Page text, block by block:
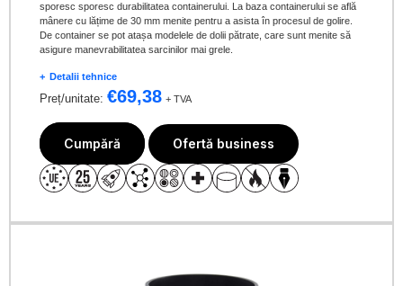
sporesc sporesc durabilitatea containerului. La baza containerului se află
mânere cu lățime de 30 mm menite pentru a asista în procesul de golire.
De container se pot atașa modelele de dolii pătrate, care sunt menite să
asigure manevrabilitatea sarcinilor mai grele.
Detalii tehnice
Preț/unitate: €69,38 + TVA
Cumpără Ofertă business